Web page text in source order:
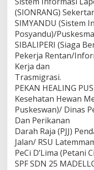
(SIONRANG)
SIMYANDU (Sistem
Posyandu)/
SIBALIPERI (Siaga
Pekerja Rentan/
Kerja dan
Trasmigrasi.
PEKAN HEALING
Kesehatan Hewan
Puskeswan)/ Dinas
Dan Perikanan
Darah Raja (PJJ)
Jalan/ RSU
PeCi D’Lima (Petani
SPF SDN 25